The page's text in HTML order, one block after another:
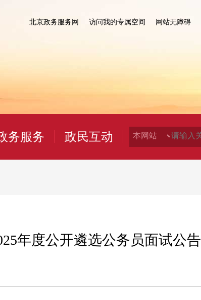
北京政务服务网 访问我的专属空间 网站无障碍
务服务 政民互动
年度公开遴选公务员面试公告